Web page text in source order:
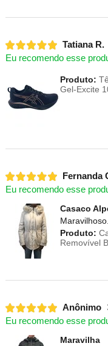
Tatiana R.
Eu recomendo esse
Produto:
Gel-Excite
Fernanda
Eu recomendo esse
Casaco
Maravilhoso.
Produto:
Removível
Anônimo
Eu recomendo esse
Maravilha